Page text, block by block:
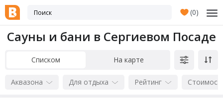
(0)
Сауны и бани в Сергиевом Посаде
Списком На карте
Аквазона Для отдыха Рейтинг